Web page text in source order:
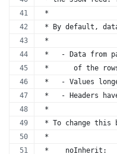
*
* By default,
*
*   - Data from
*      of the rows
*   - Values
*   - Headers
*
* To change this
*
*    noInherit: